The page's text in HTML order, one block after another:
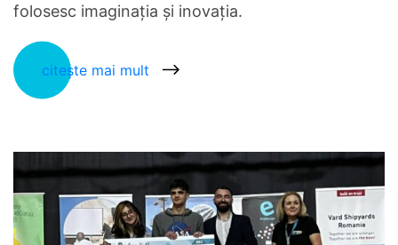
folosesc imaginația și inovația.
citește mai mult